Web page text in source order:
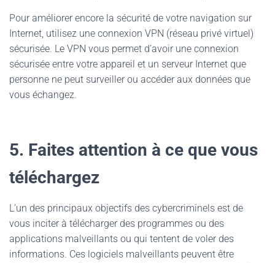
Pour améliorer encore la sécurité de votre navigation sur
Internet, utilisez une connexion VPN (réseau privé virtuel)
sécurisée. Le VPN vous permet d’avoir une connexion
sécurisée entre votre appareil et un serveur Internet que
personne ne peut surveiller ou accéder aux données que
vous échangez.
5. Faites attention à ce que vous
téléchargez
L’un des principaux objectifs des cybercriminels est de
vous inciter à télécharger des programmes ou des
applications malveillants ou qui tentent de voler des
informations. Ces logiciels malveillants peuvent être